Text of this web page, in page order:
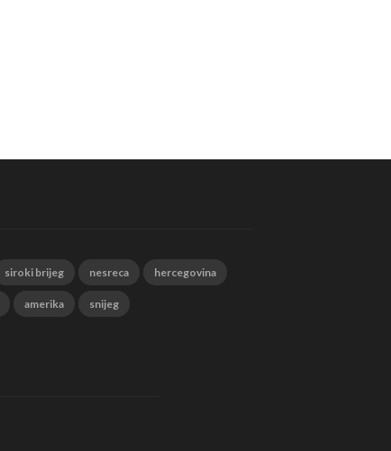
siroki brijeg nesreca hercegovina
amerika snijeg